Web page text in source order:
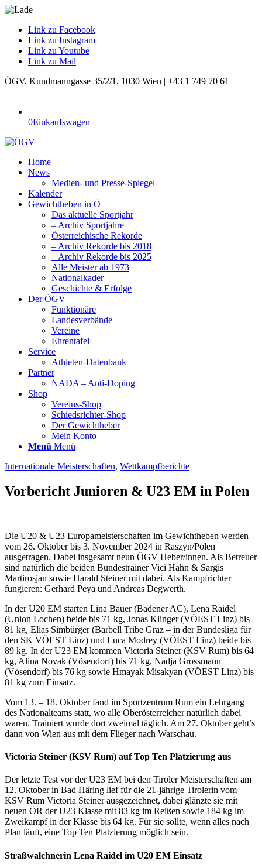
Link zu Facebook
Link zu Instagram
Link zu Youtube
Link zu Mail
ÖGV, Kundmanngasse 35/2/1, 1030 Wien | +43 1 749 70 61
0Einkaufswagen
Home
News
Medien- und Presse-Spiegel
Kalender
Gewichtheben in Ö
Das aktuelle Sportjahr
– Archiv Sportjahre
Österreichische Rekorde
– Archiv Rekorde bis 2018
– Archiv Rekorde bis 2025
Alle Meister ab 1973
Nationalkader
Geschichte & Erfolge
Der ÖGV
Funktionäre
Landesverbände
Vereine
Ehrentafel
Service
Athleten-Datenbank
Partner
NADA – Anti-Doping
Shop
Vereins-Shop
Schiedsrichter-Shop
Der Gewichtheber
Mein Konto
Menü Menü
Internationale Meisterschaften, Wettkampfberichte
Vorbericht Junioren & U23 EM in Polen
Die U20 & U23 Europameisterschaften im Gewichtheben werden
vom 26. Oktober bis 3. November 2024 in Raszyn/Polen
ausgetragen. Dabei insgesamt neun ÖGV Heber/innen. Als Betreuer
sind natürlich die beiden Bundestrainer Vici Hahn & Sargis
Martirosjan sowie Harald Steiner mit dabei. Als Kampfrichter
fungieren: Gerhard Peya und Andreas Degwerth.
In der U20 EM starten Lina Bauer (Badener AC), Lena Raidel
(Union Lochen) beide bis 71 kg, Jonas Klinger (VÖEST Linz) bis
81 kg, Elias Simbürger (Barbell Tribe Graz – in der Bundesliga für
den SK VÖEST Linz) und Luca Modrey (VÖEST Linz) beide bis
89 kg. In der U23 EM kommen Victoria Steiner (KSV Rum) bis 64
kg, Alina Novak (Vösendorf) bis 71 kg, Nadja Grossmann
(Vösendorf) bis 76 kg sowie Hmayak Misakyan (VÖEST Linz) bis
81 kg zum Einsatz.
Vom 13. – 18. Oktober fand im Sportzentrum Rum ein Lehrgang
des Nationalteams statt, wo alle Oberösterreicher natürlich dabei
waren. Trainiert wurde dort zweimal täglich. Am 27. Oktober geht’s
dann von Wien aus mit dem Flieger nach Warschau.
Victoria Steiner (KSV Rum) auf Top Ten Platzierung aus
Der letzte Test vor der U23 EM bei den Tiroler Meisterschaften am
12. Oktober in Bad Häring lief für die 21-jährige Tirolerin vom
KSV Rum Victoria Steiner ausgezeichnet, dabei glänzte sie mit
neuen ÖR der U23 Klasse mit 83 kg im Reißen sowie 184 kg im
Zweikampf in der Klasse bis 64 kg. Für sie sollte, wenn alles nach
Plan läuft, eine Top Ten Platzierung möglich sein.
Straßwalchnerin Lena Raidel im U20 EM Einsatz